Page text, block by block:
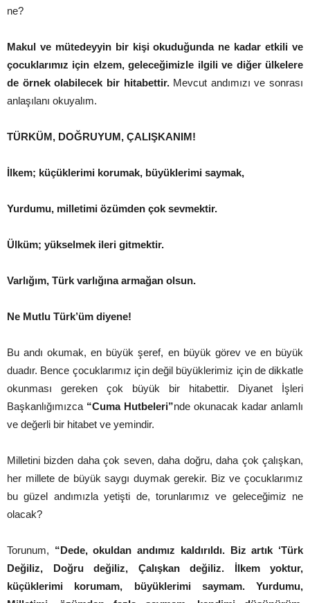
ne?
Makul ve mütedeyyin bir kişi okuduğunda ne kadar etkili ve
çocuklarımız için elzem, geleceğimizle ilgili ve diğer ülkelere
de örnek olabilecek bir hitabettir.Mevcut andımızı ve sonrası
anlaşılanı okuyalım.
TÜRKÜM, DOĞRUYUM, ÇALIŞKANIM!
İlkem; küçüklerimi korumak, büyüklerimi saymak,
Yurdumu, milletimi özümden çok sevmektir.
Ülküm; yükselmek ileri gitmektir.
Varlığım, Türk varlığına armağan olsun.
Ne Mutlu Türk’üm diyene!
Bu andı okumak, en büyük şeref, en büyük görev ve en büyük
duadır. Bence çocuklarımız için değil büyüklerimiz için de dikkatle
okunması gereken çok büyük bir hitabettir. Diyanet İşleri
Başkanlığımızca “Cuma Hutbeleri”nde okunacak kadar anlamlı
ve değerli bir hitabet ve yemindir.
Milletini bizden daha çok seven, daha doğru, daha çok çalışkan,
her millete de büyük saygı duymak gerekir. Biz ve çocuklarımız
bu güzel andımızla yetişti de, torunlarımız ve geleceğimiz ne
olacak?
Torunum, “Dede, okuldan andımız kaldırıldı. Biz artık ‘Türk
Değiliz, Doğru değiliz, Çalışkan değiliz. İlkem yoktur,
küçüklerimi korumam, büyüklerimi saymam. Yurdumu,